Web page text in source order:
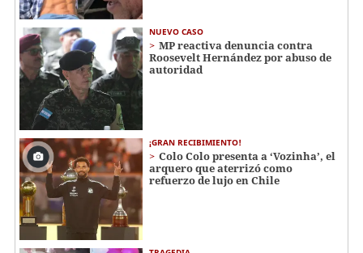
NUEVO CASO
MP reactiva denuncia contra
Roosevelt Hernández por abuso de
autoridad
¡GRAN RECIBIMIENTO!
Colo Colo presenta a ‘Vozinha’, el
arquero que aterrizó como
refuerzo de lujo en Chile